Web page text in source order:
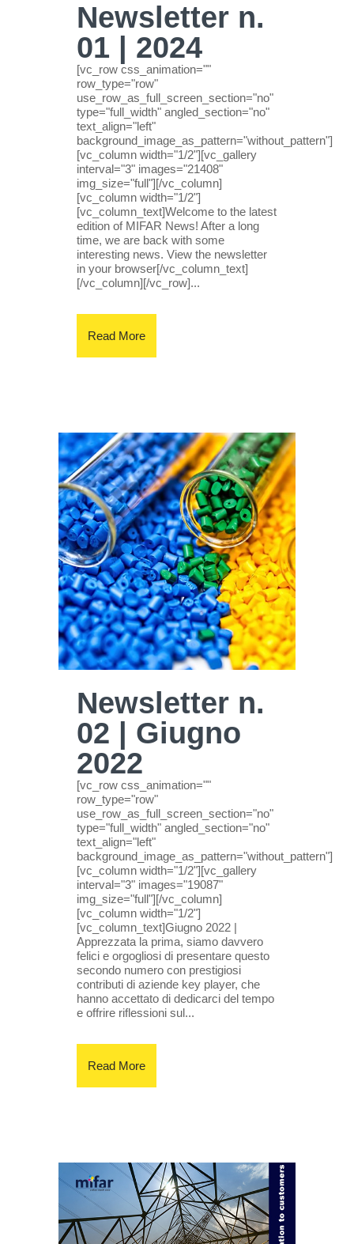
Newsletter n.
01 | 2024
[vc_row css_animation=""
row_type="row"
use_row_as_full_screen_section="no"
type="full_width" angled_section="no"
text_align="left"
background_image_as_pattern="without_pattern"]
[vc_column width="1/2"][vc_gallery
interval="3" images="21408"
img_size="full"][/vc_column]
[vc_column width="1/2"]
[vc_column_text]Welcome to the latest
edition of MIFAR News! After a long
time, we are back with some
interesting news. View the newsletter
in your browser[/vc_column_text]
[/vc_column][/vc_row]...
Read More
Newsletter n.
02 | Giugno
2022
[vc_row css_animation=""
row_type="row"
use_row_as_full_screen_section="no"
type="full_width" angled_section="no"
text_align="left"
background_image_as_pattern="without_pattern"]
[vc_column width="1/2"][vc_gallery
interval="3" images="19087"
img_size="full"][/vc_column]
[vc_column width="1/2"]
[vc_column_text]Giugno 2022 |
Apprezzata la prima, siamo davvero
felici e orgogliosi di presentare questo
secondo numero con prestigiosi
contributi di aziende key player, che
hanno accettato di dedicarci del tempo
e offrire riflessioni sul...
Read More